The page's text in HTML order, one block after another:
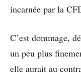
incarnée par la
C’est dommage,
un peu plus
elle aurait au